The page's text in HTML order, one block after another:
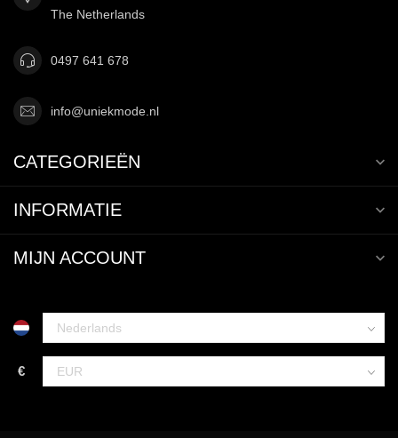
The Netherlands
0497 641 678
info@uniekmode.nl
CATEGORIEËN
INFORMATIE
MIJN ACCOUNT
€